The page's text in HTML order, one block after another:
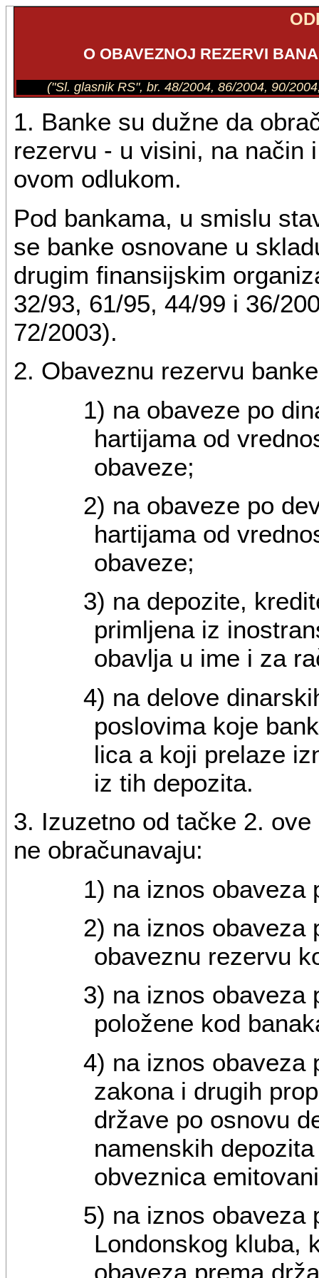
O OBAVEZNOJ REZERVI
("Sl. glasnik RS", br. 48/2004, 86/2004, 90/
1. Banke su dužne da
rezervu - u visini, na način
ovom odlukom.
Pod bankama, u smislu
se banke osnovane u
drugim finansijskim
32/93, 61/95, 44/99 i 36/
72/2003).
2. Obaveznu rezervu
1) na obaveze po
hartijama od
obaveze;
2) na obaveze po
hartijama od
obaveze;
3) na depozite,
primljena iz
obavlja u ime i za
4) na delove
poslovima koje
lica a koji prelaze
iz tih depozita.
3. Izuzetno od tačke 2.
ne obračunavaju:
1) na iznos obaveza
2) na iznos obaveza
obaveznu rezervu
3) na iznos obaveza
položene kod
4) na iznos obaveza
zakona i drugih
države po osnovu
namenskih
obveznica
5) na iznos obaveza
Londonskog kluba,
obaveza prema